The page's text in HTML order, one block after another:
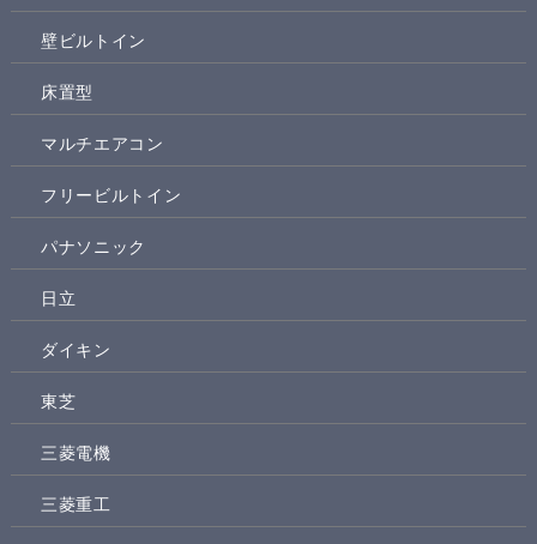
壁ビルトイン
床置型
マルチエアコン
フリービルトイン
パナソニック
日立
ダイキン
東芝
三菱電機
三菱重工